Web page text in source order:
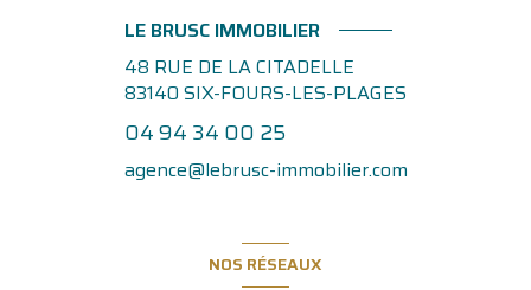
LE BRUSC IMMOBILIER
48 RUE DE LA CITADELLE
83140 SIX-FOURS-LES-PLAGES
04 94 34 00 25
agence@lebrusc-immobilier.com
NOS RÉSEAUX